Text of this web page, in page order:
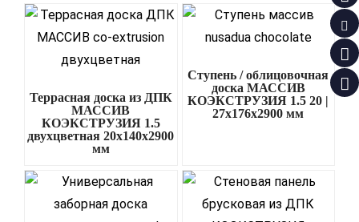
Террасная доска из ДПК
МАССИВ
КОЭКСТРУЗИЯ 1.5
двухцветная 20х140х2900
мм
Ступень / облицовочная
доска МАССИВ
КОЭКСТРУЗИЯ 1.5 20 |
27х176х2900 мм